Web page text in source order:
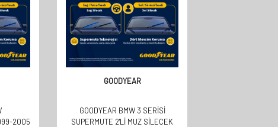
2005
GOODYEAR
GOODYEAR BMW 3 SERISI
SUPERMUTE 2'LI MUZ SILECEK